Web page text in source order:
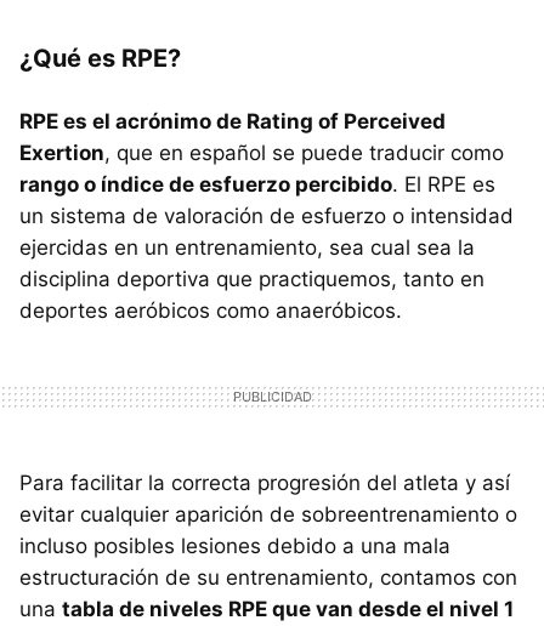
¿Qué es RPE?
RPE es el acrónimo de Rating of Perceived
Exertion, que en español se puede traducir como
rango o índice de esfuerzo percibido. El RPE es
un sistema de valoración de esfuerzo o intensidad
ejercidas en un entrenamiento, sea cual sea la
disciplina deportiva que practiquemos, tanto en
deportes aeróbicos como anaeróbicos.
Para facilitar la correcta progresión del atleta y así
evitar cualquier aparición de sobreentrenamiento o
incluso posibles lesiones debido a una mala
estructuración de su entrenamiento, contamos con
una tabla de niveles RPE que van desde el nivel 1